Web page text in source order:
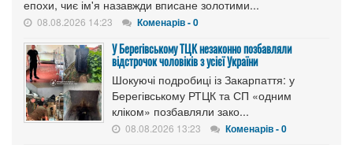
епохи, чиє ім'я назавжди вписане золотими...
08.08.2026 14:23 Коменарів - 0
У Берегівському ТЦК незаконно позбавляли
відстрочок чоловіків з усієї України
Шокуючі подробиці із Закарпаття: у
Берегівському РТЦК та СП «одним
кліком» позбавляли зако...
08.08.2026 13:23 Коменарів - 0